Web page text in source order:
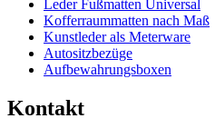
Leder Fußmatten Universal
Kofferraummatten nach Maß
Kunstleder als Meterware
Autositzbezüge
Aufbewahrungsboxen
Kontakt